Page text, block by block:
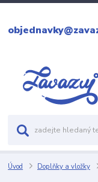
Úvod Doplňky a vložky